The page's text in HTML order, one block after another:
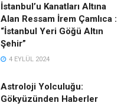
İstanbul’u Kanatları Altına
Alan Ressam İrem Çamlıca :
“İstanbul Yeri Göğü Altın
Şehir”
4 EYLÜL 2024
Astroloji Yolculuğu:
Gökyüzünden Haberler